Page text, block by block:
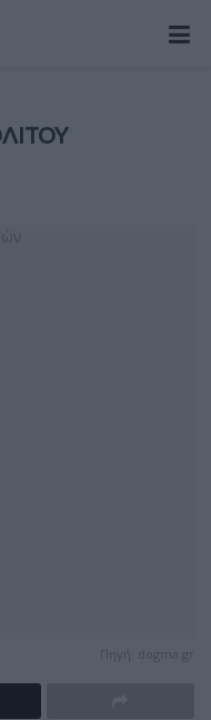
Πηγή: dogma.gr